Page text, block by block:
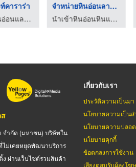
คาราร่า
จำหน่ายหินอ่อนและแกรนิตนำเข้า
จำหน่ายหินอ่อนลายธรร ...
นำเข้าหินอ่อนหินแกรนิต - ธง อี้ (ไทยแลนด์)
จำกัด (มหาชน) บริษัทใน
ไม่เคยหยุดพัฒนาบริการ
ผ่านเว็บไซต์รวมสินค้า
เกี่ยวกับเรา
ประวัติความเป็นมา
นโยบายความเป็น
นโยบายความปลอ
นโยบายคุกกี้
ข้อตกลงการใช้งาน
เสียงตอบรับผู้ลงโฆ